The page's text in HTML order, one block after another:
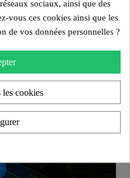
€
sociaux, ainsi que des
vous ces cookies ainsi que les
de vos données personnelles ?
les cookies